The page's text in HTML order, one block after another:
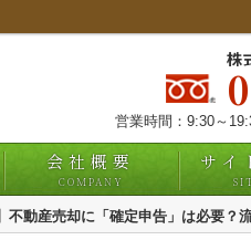
株
営業時間：9:30～
会社概要
COMPANY
サイ
不動産売却に「確定申告」は必要？